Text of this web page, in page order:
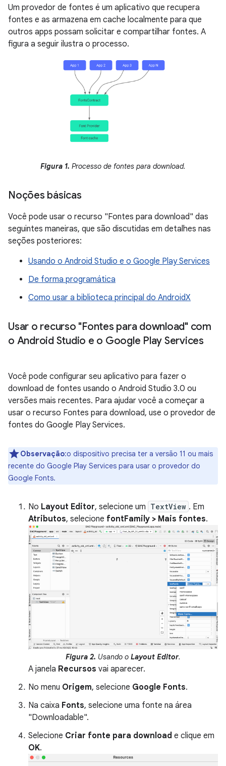
Um provedor de fontes é um aplicativo que recupera
fontes e as armazena em cache localmente para que
outros apps possam solicitar e compartilhar fontes. A
figura a seguir ilustra o processo.
Figura 1. Processo de fontes para download.
Noções básicas
Você pode usar o recurso "Fontes para download" das
seguintes maneiras, que são discutidas em detalhes nas
seções posteriores:
Usando o Android Studio e o Google Play Services
De forma programática
Como usar a biblioteca principal do AndroidX
Usar o recurso "Fontes para download" com
o Android Studio e o Google Play Services
Você pode configurar seu aplicativo para fazer o
download de fontes usando o Android Studio 3.0 ou
versões mais recentes. Para ajudar você a começar a
usar o recurso Fontes para download, use o provedor de
fontes do Google Play Services.
Observação:o dispositivo precisa ter a versão 11 ou mais
recente do Google Play Services para usar o provedor do
Google Fonts.
No Layout Editor, selecione um TextView . Em
Atributos, selecione fontFamily > Mais fontes.
Figura 2. Usando o Layout Editor.
A janela Recursos vai aparecer.
No menu Origem, selecione Google Fonts.
Na caixa Fonts, selecione uma fonte na área
"Downloadable".
Selecione Criar fonte para download e clique em
OK.